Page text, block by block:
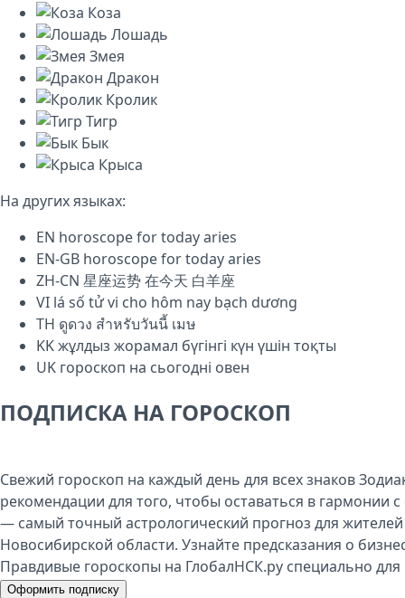
Коза
Лошадь
Змея
Дракон
Кролик
Тигр
Бык
Крыса
На других языках:
EN horoscope for today aries
EN-GB horoscope for today aries
ZH-CN 星座运势 在今天 白羊座
VI lá số tử vi cho hôm nay bạch dương
TH ดูดวง สำหรับวันนี้ เมษ
KKжұлдыз жорамал бүгінгі күн үшін тоқты
UK гороскоп на сьогодні овен
ПОДПИСКА НА ГОРОСКОП
Свежий гороскоп на каждый день для всех знаков
рекомендации для того, чтобы оставаться в гармонии
— самый точный астрологический прогноз для
Новосибирской области. Узнайте предсказания о
Правдивые гороскопы на ГлобалНСК.ру специально для
Оформить подписку